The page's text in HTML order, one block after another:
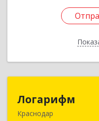
Логарифм
Краснодар350018,